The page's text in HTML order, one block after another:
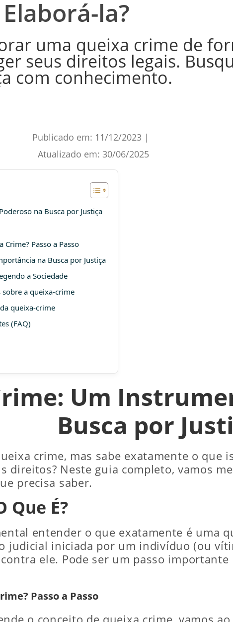
Elaborá-la?
uma queixa crime de
seus direitos legais.
com conhecimento.
Publicado em: 11/12/2023 |
Atualizado em: 30/06/2025
na Busca por Justiça
Crime? Passo a Passo
na Busca por Justiça
a Sociedade
sobre a queixa-crime
queixa-crime
(FAQ)
Um
Busca por
crime, mas sabe exatamente o que
direitos? Neste guia completo, vamos
precisa saber.
Que É?
entender o que exatamente é uma
judicial iniciada por um indivíduo (ou
ele. Pode ser um passo
Passo a Passo